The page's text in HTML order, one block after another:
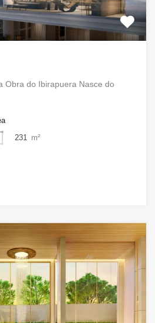
Obra do Ibirapuera Nasce do
231 m²